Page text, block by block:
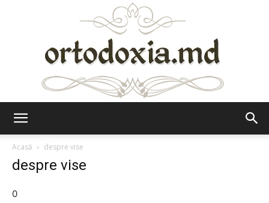
Acasă
despre vise
despre vise
0